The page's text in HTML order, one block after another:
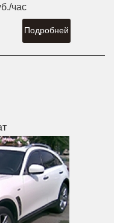
час
Подробней